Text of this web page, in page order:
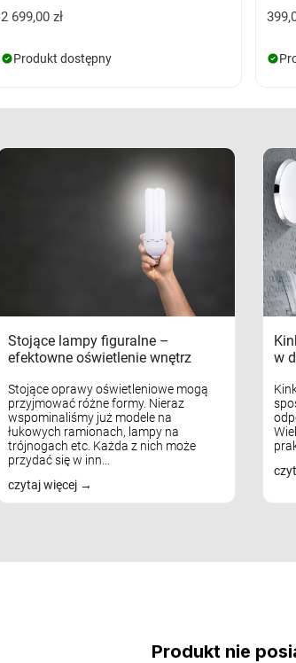
2 699,00 zł
Produkt dostępny
Stojące lampy figuralne –
efektowne oświetlenie wnętrz
Stojące oprawy oświetleniowe mogą
przyjmować różne formy. Nieraz
wspominaliśmy już modele na
łukowych ramionach, lampy na
trójnogach etc. Każda z nich może
przydać się w inn...
czytaj więcej
w
Produkt nie